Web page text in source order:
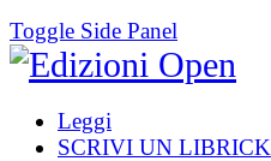
Toggle Side Panel
Leggi
SCRIVI UN LIBRICK